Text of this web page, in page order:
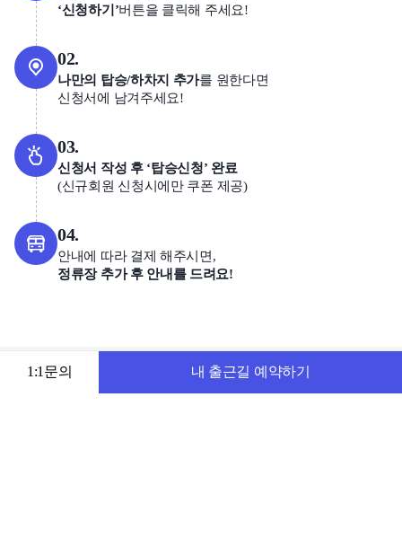
‘신청하기’버튼을 클릭해 주세요!
02.
나만의 탑승/하차지 추가를 원한다면
신청서에 남겨주세요!
03.
신청서 작성 후 ‘탑승신청’ 완료
(신규회원 신청시에만 쿠폰 제공)
04.
안내에 따라 결제 해주시면,
정류장 추가 후 안내를 드려요!
1:1문의 내 출근길 예약하기